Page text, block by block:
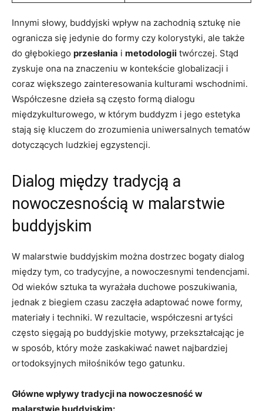
Innymi słowy, buddyjski wpływ na zachodnią sztukę nie
ogranicza się jedynie do formy czy kolorystyki, ale także
do głębokiego przesłania i metodologii twórczej. Stąd
zyskuje ona na znaczeniu w kontekście globalizacji i
coraz większego zainteresowania kulturami wschodnimi.
Współczesne dzieła są często formą dialogu
międzykulturowego, w którym buddyzm i jego estetyka
stają się kluczem do zrozumienia uniwersalnych tematów
dotyczących ludzkiej egzystencji.
Dialog między tradycją a
nowoczesnością w malarstwie
buddyjskim
W malarstwie buddyjskim można dostrzec bogaty dialog
między tym, co tradycyjne, a nowoczesnymi tendencjami.
Od wieków sztuka ta wyrażała duchowe poszukiwania,
jednak z biegiem czasu zaczęła adaptować nowe formy,
materiały i techniki. W rezultacie, współczesni artyści
często sięgają po buddyjskie motywy, przekształcając je
w sposób, który może zaskakiwać nawet najbardziej
ortodoksyjnych miłośników tego gatunku.
Główne wpływy tradycji na nowoczesność w